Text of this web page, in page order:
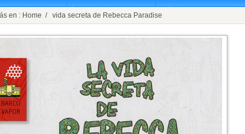
en : Home / vida secreta de Rebecca Paradise